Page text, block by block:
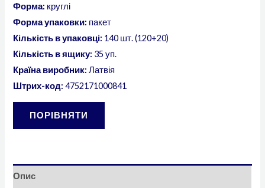
Форма: круглі
Форма упаковки: пакет
Кількість в упаковці: 140 шт. (120+20)
Кількість в ящику: 35 уп.
Країна виробник: Латвія
Штрих-код: 4752171000841
ПОРІВНЯТИ
Опис